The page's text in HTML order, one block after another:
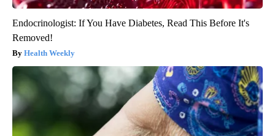
Endocrinologist: If You Have Diabetes, Read This Before It's
Removed!
Health Weekly